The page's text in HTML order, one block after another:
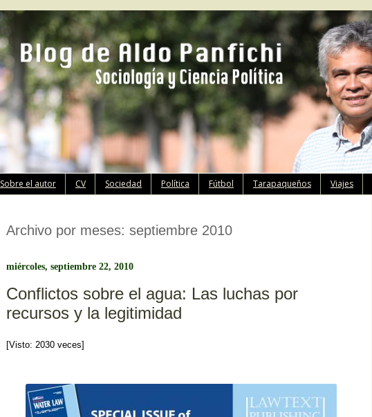
Ir
al
contenido
Sobre el autor CV Sociedad Política Fútbol Tarapaqueños Viajes
Archivo por meses: septiembre 2010
miércoles, septiembre 22, 2010
Conflictos sobre el agua: Las luchas por
recursos y la legitimidad
[Visto: 2030 veces]